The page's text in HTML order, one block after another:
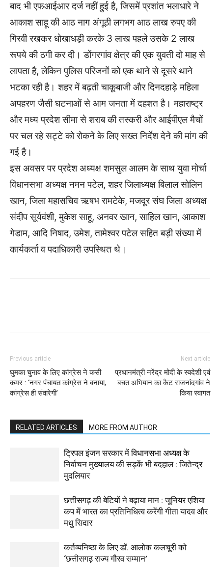
बाद भी एफआईआर दर्ज नहीं हुई है, जिसमें प्रशांत भलाधारे ने
आकाश साहू की आठ नाग अंगूठी लगभग आठ लाख रुपए की
गिरवी रखकर धोखाधड़ी करके 3 लाख पहले उसके 2 लाख
रूपये की ठगी कर दी। डोंगरगांव क्षेत्र की एक युवती दो माह से
लापता है, लेकिन पुलिस परिजनों को एक थाने से दूसरे थाने
भटका रही है। शहर में बढ़ती चाकूबाजी और दिनदहाड़े महिला
अपहरण जैसी घटनाओं से आम जनता में दहशत है। महाराष्ट्र
और मध्य प्रदेश सीमा से शराब की तस्करी और आईपीएल मैचों
पर चल रहे सट्टे को रोकने के लिए सख्त निर्देश देने की मांग की
गई है।
इस अवसर पर प्रदेश अध्यक्ष शमसुल आलम के साथ युवा मोर्चा
विधानसभा अध्यक्ष नमन पटेल, शहर जिलाध्यक्ष बिलाल सोलिन
खान, जिला महासचिव ऋषभ रामटेके, मजदूर संघ जिला अध्यक्ष
संदीप सूर्यवंशी, मुकेश साहू, अनवर खान, साहिल खान, आकाश
गेडाम, आदि निषाद, उमेश, तामेश्वर पटेल सहित बड़ी संख्या में
कार्यकर्ता व पदाधिकारी उपस्थित थे।
Previous article
घुमका चुनाव के लिए कांग्रेस ने कसी
कमर : ‘नगर पंचायत कांग्रेस ने बनाया,
कांग्रेस ही संवारेगी’
Next article
प्रधानमंत्री नरेंद्र मोदी के स्वदेशी एवं
बचत अभियान का कैट राजनांदगांव ने
किया स्वागत
RELATED ARTICLES MORE FROM AUTHOR
ट्रिपल इंजन सरकार में विधानसभा अध्यक्ष के
निर्वाचन मुख्यालय की सड़कें भी बदहाल : जितेन्द्र
मुदलियार
छत्तीसगढ़ की बेटियों ने बढ़ाया मान : जूनियर एशिया
कप में भारत का प्रतिनिधित्व करेंगी गीता यादव और
मधु सिदार
कर्तव्यनिष्ठा के लिए डॉ. आलोक कलचूरी को
‘छत्तीसगढ़ राज्य गौरव सम्मान’